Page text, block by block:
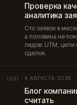
Проверка
аналитика
Сто заявок в
а половина не
лидов: UTM,
сделок.
(03) 4 АВГУСТА 2026
Блог
считать